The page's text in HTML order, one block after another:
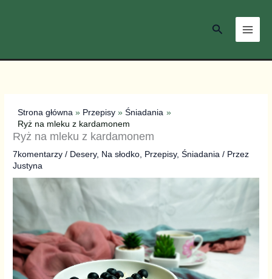
Szukaj
Strona główna Przepisy
Śniadania
Ryż na mleku z kardamonem
Ryż na mleku z kardamonem
7komentarzy / Desery, Na słodko Przepisy,Śniadania / Przez
Justyna